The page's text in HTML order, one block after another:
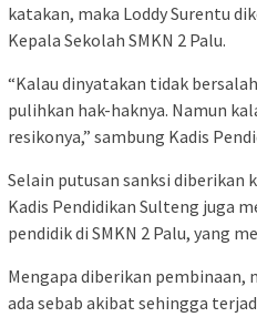
katakan, maka Loddy Surentu
Kepala Sekolah SMKN 2 Palu.
“Kalau dinyatakan tidak
pulihkan hak-haknya. Namun
resikonya,” sambung Kadis
Selain putusan sanksi diberikan
Kadis Pendidikan Sulteng juga
pendidik di SMKN 2 Palu, yang
Mengapa diberikan
ada sebab akibat sehingga